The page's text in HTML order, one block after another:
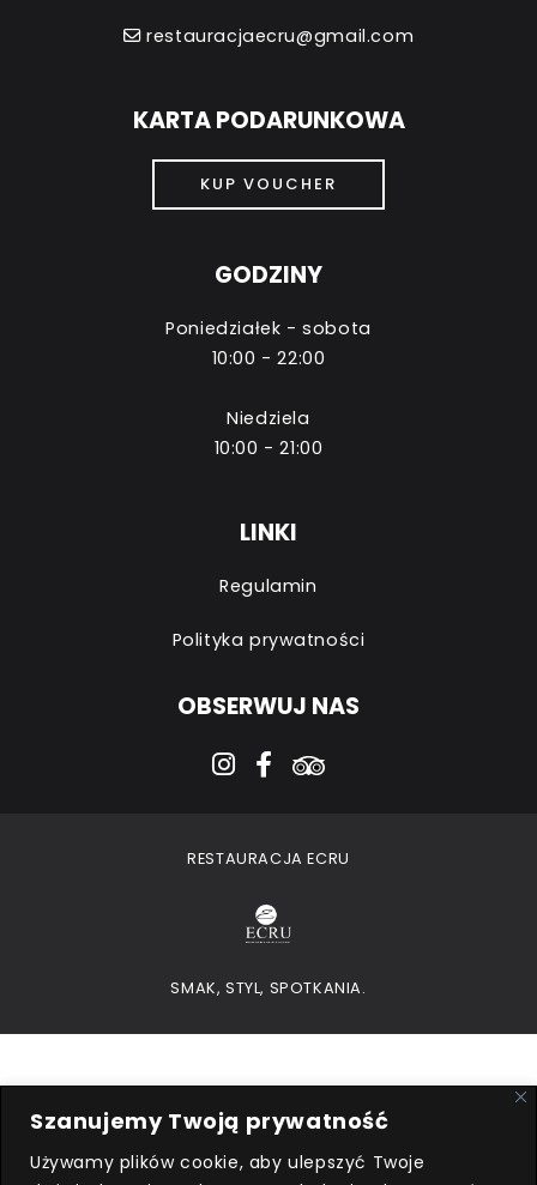
Szanujemy Twoją prywatność
Używamy plików cookie, aby ulepszyć Twoje
restauracjaecru@gmail.com
KARTA PODARUNKOWA
KUP VOUCHER
GODZINY
Poniedziałek - sobota
10:00 - 22:00
Niedziela
10:00 - 21:00
LINKI
Regulamin
Polityka prywatności
OBSERWUJ NAS
instagram
facebook-f
tripadvisor
RESTAURACJA ECRU
SMAK, STYL, SPOTKANIA.